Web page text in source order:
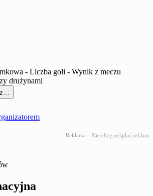
- Liczba goli - Wynik z meczu
drużynami
Reklama – Nie chcę oglądać reklam